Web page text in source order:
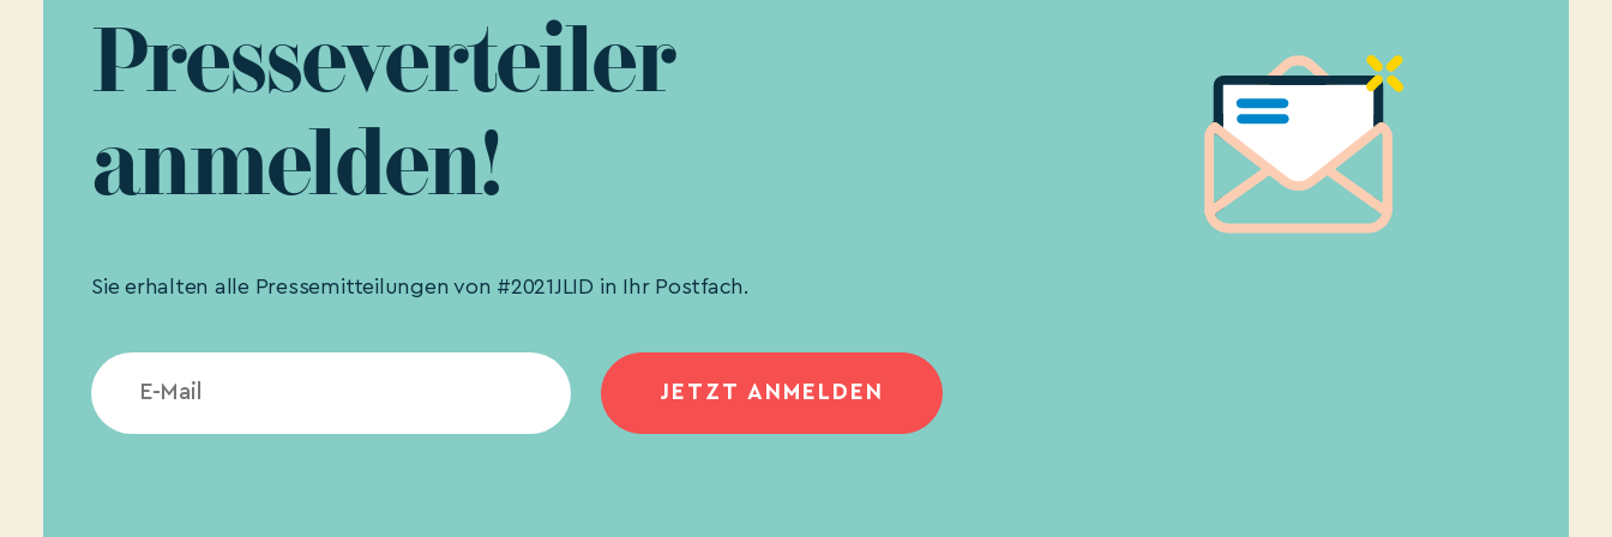
Presseverteiler
anmelden!
Sie erhalten alle Pressemitteilungen von #2021JLID in Ihr Postfach.
JETZT ANMELDEN